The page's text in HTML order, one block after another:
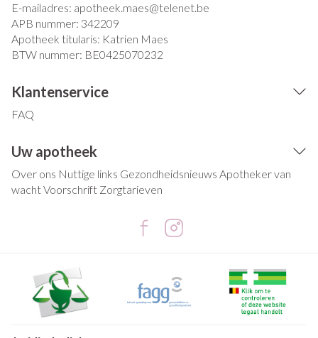
E-mailadres: apotheek.maes@telenet.be
APB nummer: 342209
Apotheek titularis: Katrien Maes
BTW nummer: BE0425070232
Klantenservice
FAQ
Uw apotheek
Over ons Nuttige links Gezondheidsnieuws Apotheker van
wachtVoorschrift Zorgtarieven